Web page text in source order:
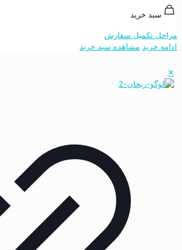
سبد خرید
مراحل تکمیل سفارش
ادامه خرید مشاهده سبد خرید
✕